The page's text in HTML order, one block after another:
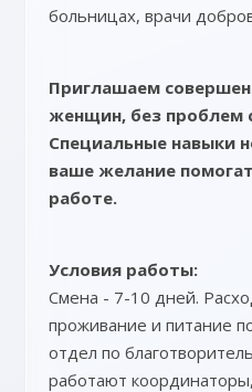
больницах, врачи
Приглашаем
женщин, без проблем
Специальные навыки
ваше желание
работе.
Условия работы:
Смена - 7-10 дней.
проживание и питание
отдел по
работают